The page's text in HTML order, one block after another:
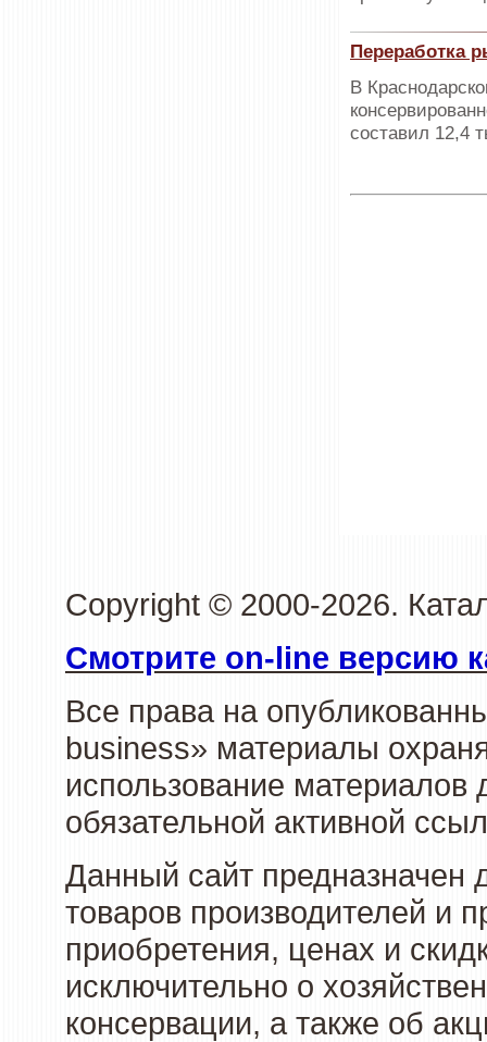
Переработка
В
составил 12,4
Copyright © 2000-2026.
Смотрите on-line версию
Все права на
business» материалы
использование материалов
обязательной активной
Данный сайт предназначен
товаров производителей и
приобретения, ценах и
исключительно о
консервации, а также об